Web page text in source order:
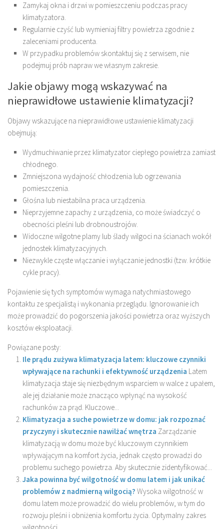
Zamykaj okna i drzwi w pomieszczeniu podczas pracy
klimatyzatora.
Regularnie czyść lub wymieniaj filtry powietrza zgodnie z
zaleceniami producenta.
W przypadku problemów skontaktuj się z serwisem, nie
podejmuj prób napraw we własnym zakresie.
Jakie objawy mogą wskazywać na
nieprawidłowe ustawienie klimatyzacji?
Objawy wskazujące na nieprawidłowe ustawienie klimatyzacji
obejmują:
Wydmuchiwanie przez klimatyzator ciepłego powietrza zamiast
chłodnego.
Zmniejszona wydajność chłodzenia lub ogrzewania
pomieszczenia.
Głośna lub niestabilna praca urządzenia.
Nieprzyjemne zapachy z urządzenia, co może świadczyć o
obecności pleśni lub drobnoustrojów.
Widoczne wilgotne plamy lub ślady wilgoci na ścianach wokół
jednostek klimatyzacyjnych.
Niezwykle częste włączanie i wyłączanie jednostki (tzw. krótkie
cykle pracy).
Pojawienie się tych symptomów wymaga natychmiastowego
kontaktu ze specjalistą i wykonania przeglądu. Ignorowanie ich
może prowadzić do pogorszenia jakości powietrza oraz wyższych
kosztów eksploatacji.
Powiązane posty:
Ile prądu zużywa klimatyzacja latem: kluczowe czynniki
wpływające na rachunki i efektywność urządzenia Latem
klimatyzacja staje się niezbędnym wsparciem w walce z upałem,
ale jej działanie może znacząco wpłynąć na wysokość
rachunków za prąd. Kluczowe...
Klimatyzacja a suche powietrze w domu: jak rozpoznać
przyczyny i skutecznie nawilżać wnętrza Zarządzanie
klimatyzacją w domu może być kluczowym czynnikiem
wpływającym na komfort życia, jednak często prowadzi do
problemu suchego powietrza. Aby skutecznie zidentyfikować...
Jaka powinna być wilgotność w domu latem i jak unikać
problemów z nadmierną wilgocią? Wysoka wilgotność w
domu latem może prowadzić do wielu problemów, w tym do
rozwoju pleśni i obniżenia komfortu życia. Optymalny zakres